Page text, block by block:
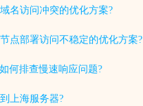
名访问冲突的优化方案?
点部署访问不稳定的优化方案?
何排查慢速响应问题?
上海服务器?